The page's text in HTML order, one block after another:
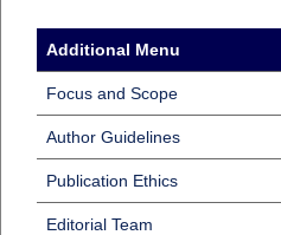
Additional Menu
Focus and Scope
Author Guidelines
Publication Ethics
Editorial Team